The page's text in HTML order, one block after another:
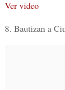
Ver video
8. Bautizan a